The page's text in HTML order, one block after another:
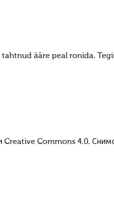
ääre peal ronida.
Commons 4.0.